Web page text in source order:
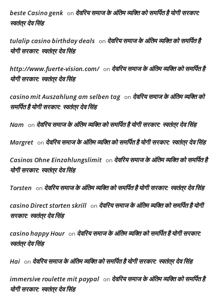
beste Casino genk on देवरिय समाज के अंतिम व्यक्ति को समर्पित है योगी सरकार:
स्वतंत्र देव सिंह
tulalip casino birthday deals on देवरिय समाज के अंतिम व्यक्ति को समर्पित है
योगी सरकार: स्वतंत्र देव सिंह
http://www.fuerte-vision.com/ on देवरिय समाज के अंतिम व्यक्ति को समर्पित है
योगी सरकार: स्वतंत्र देव सिंह
casino mit Auszahlung am selben tag on देवरिय समाज के अंतिम व्यक्ति को
समर्पित है योगी सरकार: स्वतंत्र देव सिंह
Nam on देवरिय समाज के अंतिम व्यक्ति को समर्पित है योगी सरकार: स्वतंत्र देव सिंह
Margret on देवरिय समाज के अंतिम व्यक्ति को समर्पित है योगी सरकार: स्वतंत्र देव सिंह
Casinos Ohne Einzahlungslimit on देवरिय समाज के अंतिम व्यक्ति को समर्पित है
योगी सरकार: स्वतंत्र देव सिंह
Torsten on देवरिय समाज के अंतिम व्यक्ति को समर्पित है योगी सरकार: स्वतंत्र देव सिंह
casino Direct storten skrill on देवरिय समाज के अंतिम व्यक्ति को समर्पित है योगी
सरकार: स्वतंत्र देव सिंह
casino happy Hour on देवरिय समाज के अंतिम व्यक्ति को समर्पित है योगी सरकार:
स्वतंत्र देव सिंह
Hai on देवरिय समाज के अंतिम व्यक्ति को समर्पित है योगी सरकार: स्वतंत्र देव सिंह
immersive roulette mit paypal on देवरिय समाज के अंतिम व्यक्ति को समर्पित है
योगी सरकार: स्वतंत्र देव सिंह